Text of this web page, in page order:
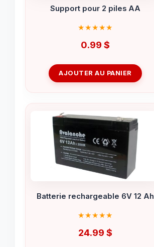
Support pour 2 piles AA
0.99 $
AJOUTER AU PANIER
Batterie rechargeable 6V 12 Ah
24.99 $